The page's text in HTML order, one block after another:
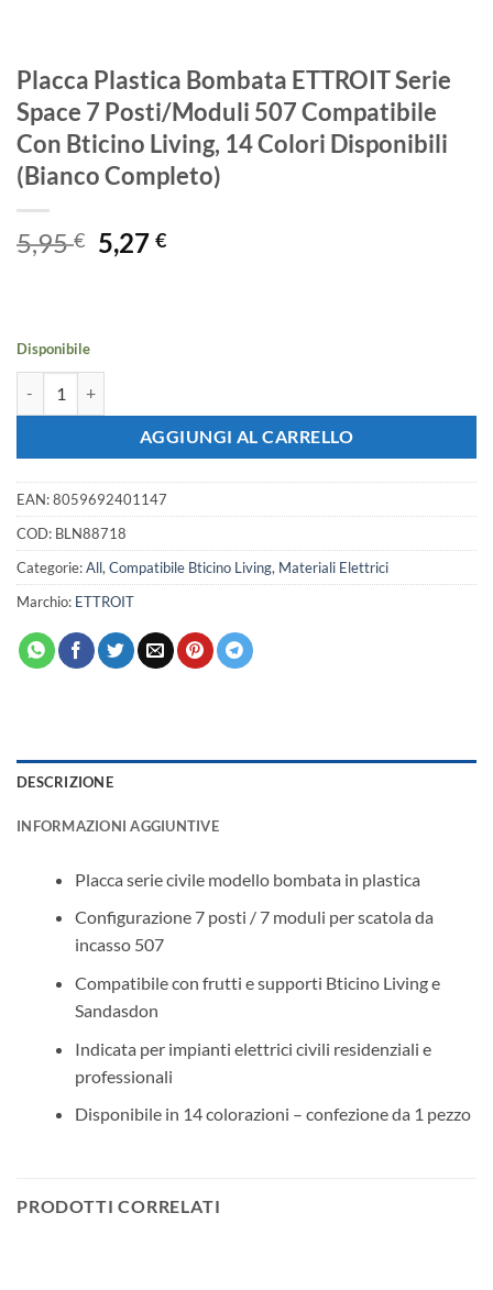
Placca Plastica Bombata ETTROIT Serie
Space 7 Posti/Moduli 507 Compatibile
Con Bticino Living, 14 Colori Disponibili
(Bianco Completo)
5,95€ Il
prezzo
5,27€Il
Disponibile
AGGIUNGI AL CARRELLO
EAN:8059692401147
COD: BLN88718
Categorie:All, Compatibile Bticino Living, Materiali Elettrici
Marchio: ETTROIT
DESCRIZIONE
INFORMAZIONI AGGIUNTIVE
Placca serie civile modello bombata in plastica
Configurazione 7 posti / 7 moduli per scatola da
incasso 507
Compatibile con frutti e supporti Bticino Living e
Sandasdon
Indicata per impianti elettrici civili residenziali e
professionali
Disponibile in 14 colorazioni – confezione da 1 pezzo
PRODOTTI CORRELATI